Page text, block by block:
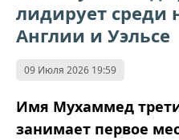
лидирует среди
Англии и Уэльсе
09 Июля 2026 19:59
Имя Мухаммед
занимает первое